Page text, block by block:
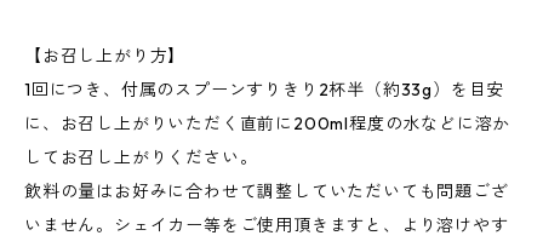
【お召し上がり方】
1回につき、付属のスプーンすりきり2杯半（約33g）を目安
に、お召し上がりいただく直前に200ml程度の水などに溶か
してお召し上がりください。
飲料の量はお好みに合わせて調整していただいても問題ござ
いません。シェイカー等をご使用頂きますと、より溶けやす